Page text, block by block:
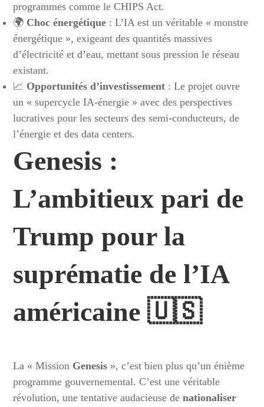
programmes comme le CHIPS Act.
🌍 Choc énergétique : L’IA est un véritable « monstre
énergétique », exigeant des quantités massives
d’électricité et d’eau, mettant sous pression le réseau
existant.
📈 Opportunités d’investissement : Le projet ouvre
un « supercycle IA-énergie » avec des perspectives
lucratives pour les secteurs des semi-conducteurs, de
l’énergie et des data centers.
Genesis :
L’ambitieux pari de
Trump pour la
suprématie de l’IA
américaine 🇺🇸
La « Mission Genesis », c’est bien plus qu’un énième
programme gouvernemental. C’est une véritable
révolution, une tentative audacieuse denationaliser